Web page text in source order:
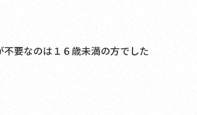
要なのは１６歳未満の方でした